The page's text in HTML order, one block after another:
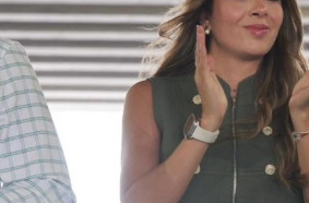
hechos.
Este arresto reactiva el proceso en
Rivero, quien ocupó la gubernatura
2011
y presentó su renuncia al cargo
la crisis institucional originada por la
normalistas. Desde el inicio de las
investigación, el exmandatario